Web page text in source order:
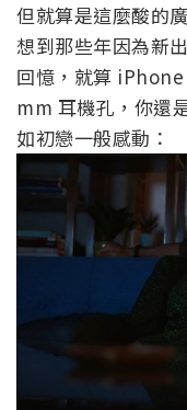
但就算是這麼酸的
想到那些年因為新
回憶，就算
mm 耳機孔，你還
如初戀一般感動：